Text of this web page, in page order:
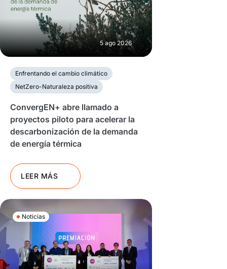
5 ago 2026
Enfrentando el cambio climático
NetZero-Naturaleza positiva
ConvergEN+ abre llamado a
proyectos piloto para acelerar la
descarbonización de la demanda
de energía térmica
LEER MÁS
Noticias